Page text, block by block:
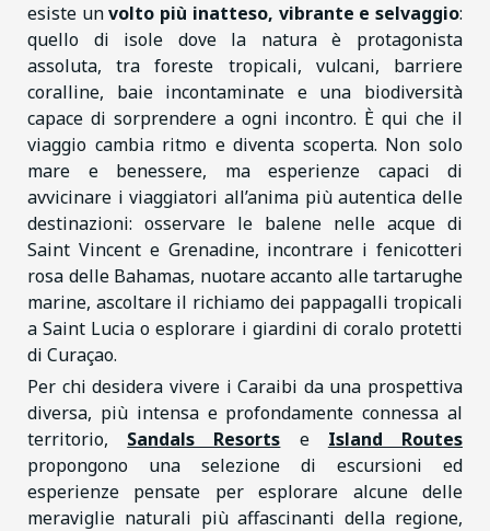
esiste unvolto più inatteso, vibrante e selvaggio:
quello di isole dove la natura è protagonista
assoluta, tra foreste tropicali, vulcani, barriere
coralline, baie incontaminate e una biodiversità
capace di sorprendere a ogni incontro. È qui che il
viaggio cambia ritmo e diventa scoperta. Non solo
mare e benessere, ma esperienze capaci di
avvicinare i viaggiatori all’anima più autentica delle
destinazioni: osservare le balene nelle acque di
Saint Vincent e Grenadine, incontrare i fenicotteri
rosa delle Bahamas, nuotare accanto alle tartarughe
marine, ascoltare il richiamo dei pappagalli tropicali
a Saint Lucia o esplorare i giardini di coralo protetti
di Curaçao.
Per chi desidera vivere i Caraibi da una prospettiva
diversa, più intensa e profondamente connessa al
territorio, Sandals Resorts e Island Routes
propongono una selezione di escursioni ed
esperienze pensate per esplorare alcune delle
meraviglie naturali più affascinanti della regione,